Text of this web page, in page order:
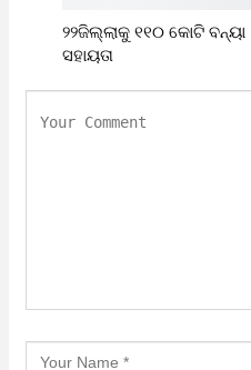
୨୨ଜିଲ୍ଲାକୁ ୧୧୦ କୋଟି ବନ୍ୟା
ସହାୟତା